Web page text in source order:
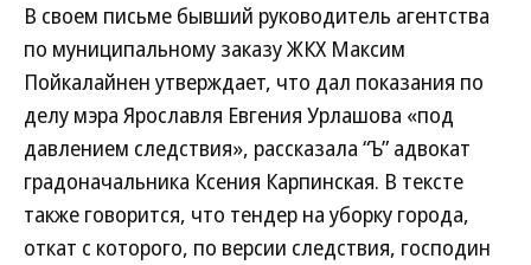
В своем письме бывший руководитель агентства
по муниципальному заказу ЖКХ Максим
Пойкалайнен утверждает, что дал показания по
делу мэра Ярославля Евгения Урлашова «под
давлением следствия», рассказала “Ъ” адвокат
градоначальника Ксения Карпинская. В тексте
также говорится, что тендер на уборку города,
откат с которого, по версии следствия, господин